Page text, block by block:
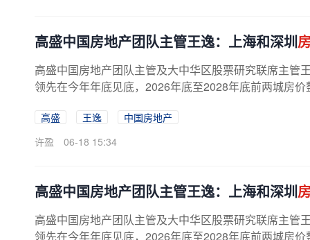
高盛中国房地产团队主管王逸：上海和深圳
高盛中国房地产团队主管及大中华区股票研究联席主管
领先在今年年底见底，2026年底至2028年底前两城房
高盛 王逸
中国房地产
许盈
06-18 15:34
高盛中国房地产团队主管王逸：上海和深圳
高盛中国房地产团队主管及大中华区股票研究联席主管
领先在今年年底见底，2026年底至2028年底前两城房